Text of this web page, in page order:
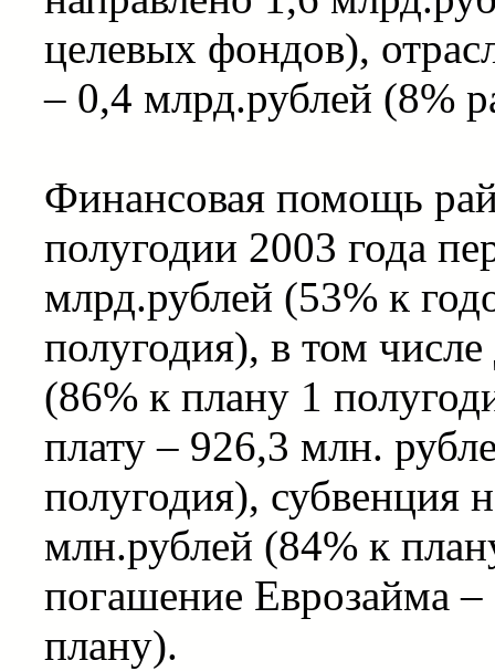
целевых фондов),
– 0,4 млрд.рублей (8%
Финансовая помощь
полугодии 2003 года
млрд.рублей (53% к
полугодия), в том
(86% к плану 1
плату – 926,3 млн.
полугодия), субвенция
млн.рублей (84% к
погашение Еврозайма
плану).